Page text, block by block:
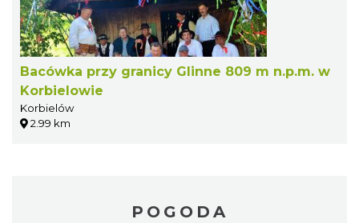
Bacówka przy granicy Glinne 809 m n.p.m. w
Korbielowie
Korbielów
2.99 km
POGODA